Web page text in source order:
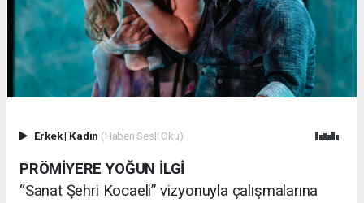
Erkek| Kadın (Haberi Sesli Oku)
PRÖMİYERE YOĞUN İLGİ
“Sanat Şehri Kocaeli” vizyonuyla çalışmalarına